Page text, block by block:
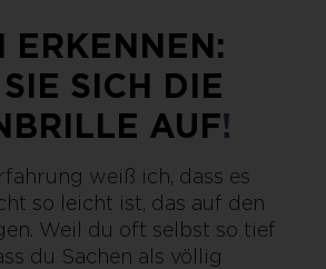
ERKENNEN:
SICH DIE
AUF!
weiß ich, dass es
so leicht ist, das auf den
Weil du oft selbst so tief
du Sachen als völlig